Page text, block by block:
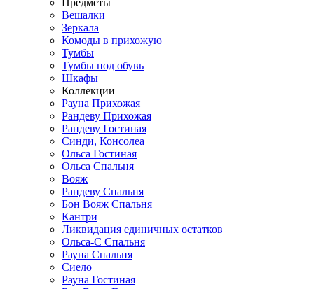
Предметы
Вешалки
Зеркала
Комоды в прихожую
Тумбы
Тумбы под обувь
Шкафы
Коллекции
Рауна Прихожая
Рандеву Прихожая
Рандеву Гостиная
Синди, Консолеа
Ольса Гостиная
Ольса Спальня
Вояж
Рандеву Спальня
Бон Вояж Спальня
Кантри
Ликвидация единичных остатков
Ольса-С Спальня
Рауна Спальня
Сиело
Рауна Гостиная